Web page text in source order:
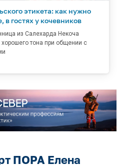
этикета: как нужно
в гостях у кочевников
из Салехарда Некоча
тона при общении с
ПОРА Елена